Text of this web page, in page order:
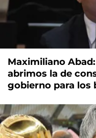
Maximiliano
abrimos la de
gobierno para los